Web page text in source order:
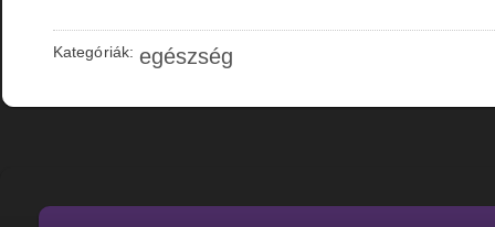
Kategóriák: egészség